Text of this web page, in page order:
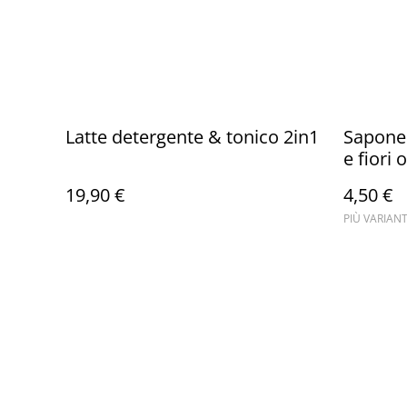
Latte detergente & tonico 2in1
19,90 €
e fiori
4,50 €
PIÙ